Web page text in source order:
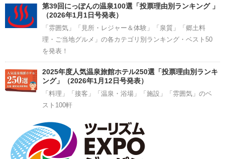
第39回にっぽんの温泉100選「投票理由別ランキング 」
（2026年1月1日号発表）
「雰囲気」「見所・レジャー＆体験」「泉質」「郷土料
理・ご当地グルメ」の各カテゴリ別ランキング・ベスト50
を発表！
2025年度人気温泉旅館ホテル250選「投票理由別ランキ
ング」（2026年1月12日号発表）
「料理」「接客」「温泉・浴場」「施設」「雰囲気」のベ
スト100軒